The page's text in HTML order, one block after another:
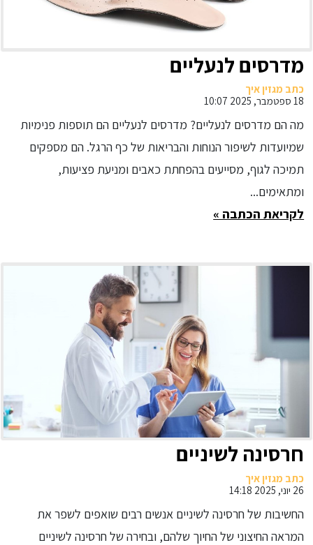
מדרסים לנעליים
כתב מגזין איך
18 ספטמבר, 2025 10:07
מה הם מדרסים לנעליים? מדרסים לנעליים הם תוספות פנימיות
שמיועדות לשיפור הנוחות והבריאות של כף הרגל. הם מספקים
תמיכה לגוף, מסייעים בהפחתת כאבים ומניעת פציעות,
ומתאימים...
לקריאת הכתבה »
חרסינה לשיניים
כתב מגזין איך
26 יוני, 2025 14:18
החשיבות של חרסינה לשיניים אנשים רבים שואפים לשפר את
המראה החיצוני של החיוך שלהם, ובחירה של חרסינה לשיניים